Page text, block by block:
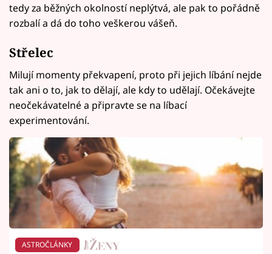
tedy za běžných okolností neplýtvá, ale pak to pořádně
rozbalí a dá do toho veškerou vášeň.
Střelec
Milují momenty překvapení, proto při jejich líbání nejde
tak ani o to, jak to dělají, ale kdy to udělají. Očekávejte
neočekávatelné a připravte se na líbací
experimentování.
ASTROČLÁNKY